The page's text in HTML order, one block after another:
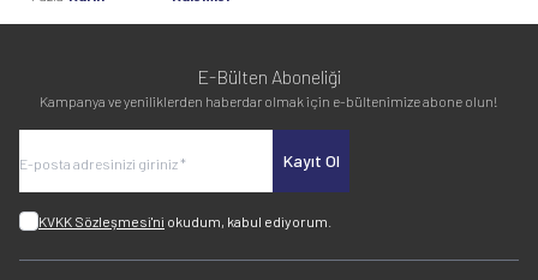
E-Bülten Aboneliği
Kampanya ve yeniliklerden haberdar olmak için e-bültenimize abone olun!
Kayıt Ol
KVKK Sözleşmesi'ni okudum, kabul ediyorum.